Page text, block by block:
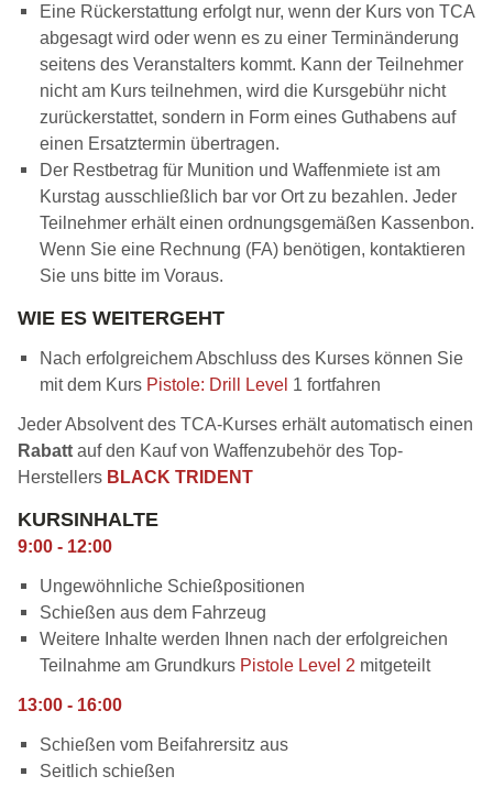
Eine Rückerstattung erfolgt nur, wenn der Kurs von TCA
abgesagt wird oder wenn es zu einer Terminänderung
seitens des Veranstalters kommt. Kann der Teilnehmer
nicht am Kurs teilnehmen, wird die Kursgebühr nicht
zurückerstattet, sondern in Form eines Guthabens auf
einen Ersatztermin übertragen.
Der Restbetrag für Munition und Waffenmiete ist am
Kurstag ausschließlich bar vor Ort zu bezahlen. Jeder
Teilnehmer erhält einen ordnungsgemäßen Kassenbon.
Wenn Sie eine Rechnung (FA) benötigen, kontaktieren
Sie uns bitte im Voraus.
WIE ES WEITERGEHT
Nach erfolgreichem Abschluss des Kurses können Sie
mit dem Kurs Pistole: Drill Level 1 fortfahren
Jeder Absolvent des TCA-Kurses erhält automatisch einen
Rabatt auf den Kauf von Waffenzubehör des Top-
Herstellers BLACK TRIDENT
KURSINHALTE
9:00 - 12:00
Ungewöhnliche Schießpositionen
Schießen aus dem Fahrzeug
Weitere Inhalte werden Ihnen nach der erfolgreichen
Teilnahme am Grundkurs Pistole Level 2 mitgeteilt
13:00 - 16:00
Schießen vom Beifahrersitz aus
Seitlich schießen